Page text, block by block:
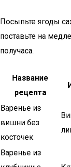
Посыпьте ягоды
поставьте на
получаса.
Название
рецепта
Варенье из
вишни без
косточек
Варенье из